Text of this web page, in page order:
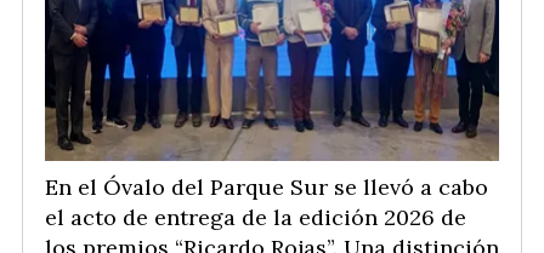
En el Óvalo del Parque Sur se llevó a cabo
el acto de entrega de la edición 2026 de